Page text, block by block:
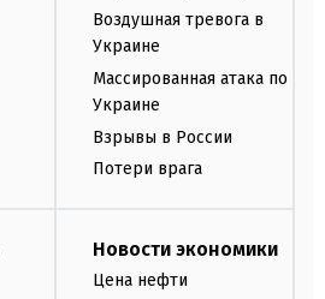
Воздушная тревога в
Украине
Массированная атака по
Украине
Взрывы в России
Потери врага
Новости экономики
Цена нефти